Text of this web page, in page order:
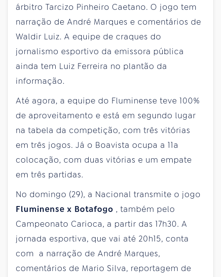
árbitro Tarcizo Pinheiro Caetano. O jogo tem
narração de André Marques e comentários de
Waldir Luiz. A equipe de craques do
jornalismo esportivo da emissora pública
ainda tem Luiz Ferreira no plantão da
informação.
Até agora, a equipe do Fluminense teve 100%
de aproveitamento e está em segundo lugar
na tabela da competição, com três vitórias
em três jogos. Já o Boavista ocupa a 11a
colocação, com duas vitórias e um empate
em três partidas.
No domingo (29), a Nacional transmite o jogo
Fluminense x Botafogo , também pelo
Campeonato Carioca, a partir das 17h30. A
jornada esportiva, que vai até 20h15, conta
com a narração de André Marques,
comentários de Mario Silva, reportagem de